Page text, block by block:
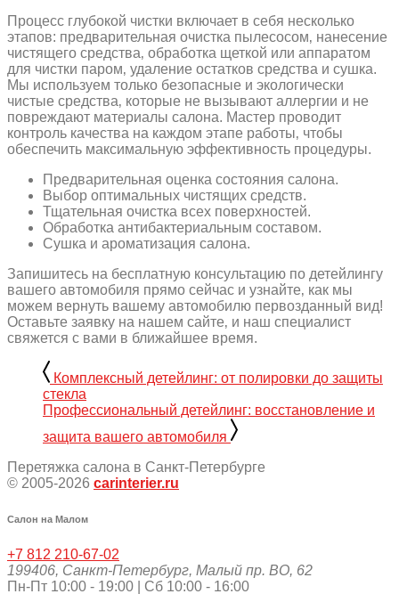
Процесс глубокой чистки включает в себя несколько
этапов: предварительная очистка пылесосом‚ нанесение
чистящего средства‚ обработка щеткой или аппаратом
для чистки паром‚ удаление остатков средства и сушка.
Мы используем только безопасные и экологически
чистые средства‚ которые не вызывают аллергии и не
повреждают материалы салона. Мастер проводит
контроль качества на каждом этапе работы‚ чтобы
обеспечить максимальную эффективность процедуры.
Предварительная оценка состояния салона.
Выбор оптимальных чистящих средств.
Тщательная очистка всех поверхностей.
Обработка антибактериальным составом.
Сушка и ароматизация салона.
Запишитесь на бесплатную консультацию по детейлингу
вашего автомобиля прямо сейчас и узнайте‚ как мы
можем вернуть вашему автомобилю первозданный вид!
Оставьте заявку на нашем сайте‚ и наш специалист
свяжется с вами в ближайшее время.
Комплексный детейлинг: от полировки до защиты
стекла
Профессиональный детейлинг: восстановление и
защита вашего автомобиля
Перетяжка салона в Санкт-Петербурге
© 2005-2026 carinterier.ru
Салон на Малом
+7 812 210-67-02
199406, Санкт-Петербург, Малый пр. ВО, 62
Пн-Пт 10:00 - 19:00 | Сб 10:00 - 16:00